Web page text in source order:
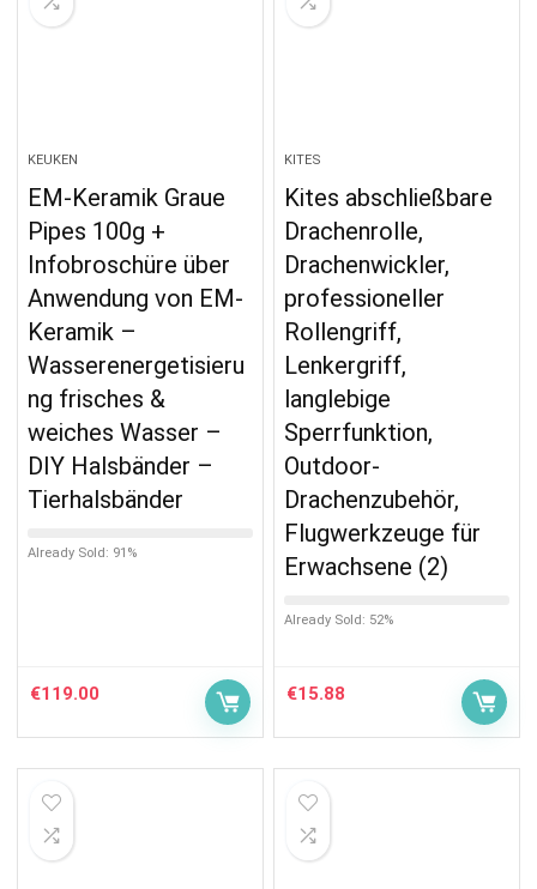
KEUKEN
EM-Keramik Graue
Pipes 100g +
Infobroschüre über
Anwendung von EM-
Keramik –
Wasserenergetisieru
ng frisches &
weiches Wasser –
DIY Halsbänder –
Tierhalsbänder
Already Sold: 91%
€119.00
KITES
Kites abschließbare
Drachenrolle,
Drachenwickler,
professioneller
Rollengriff,
Lenkergriff,
langlebige
Sperrfunktion,
Outdoor-
Drachenzubehör,
Flugwerkzeuge für
Erwachsene (2)
Already Sold: 52%
€15.88